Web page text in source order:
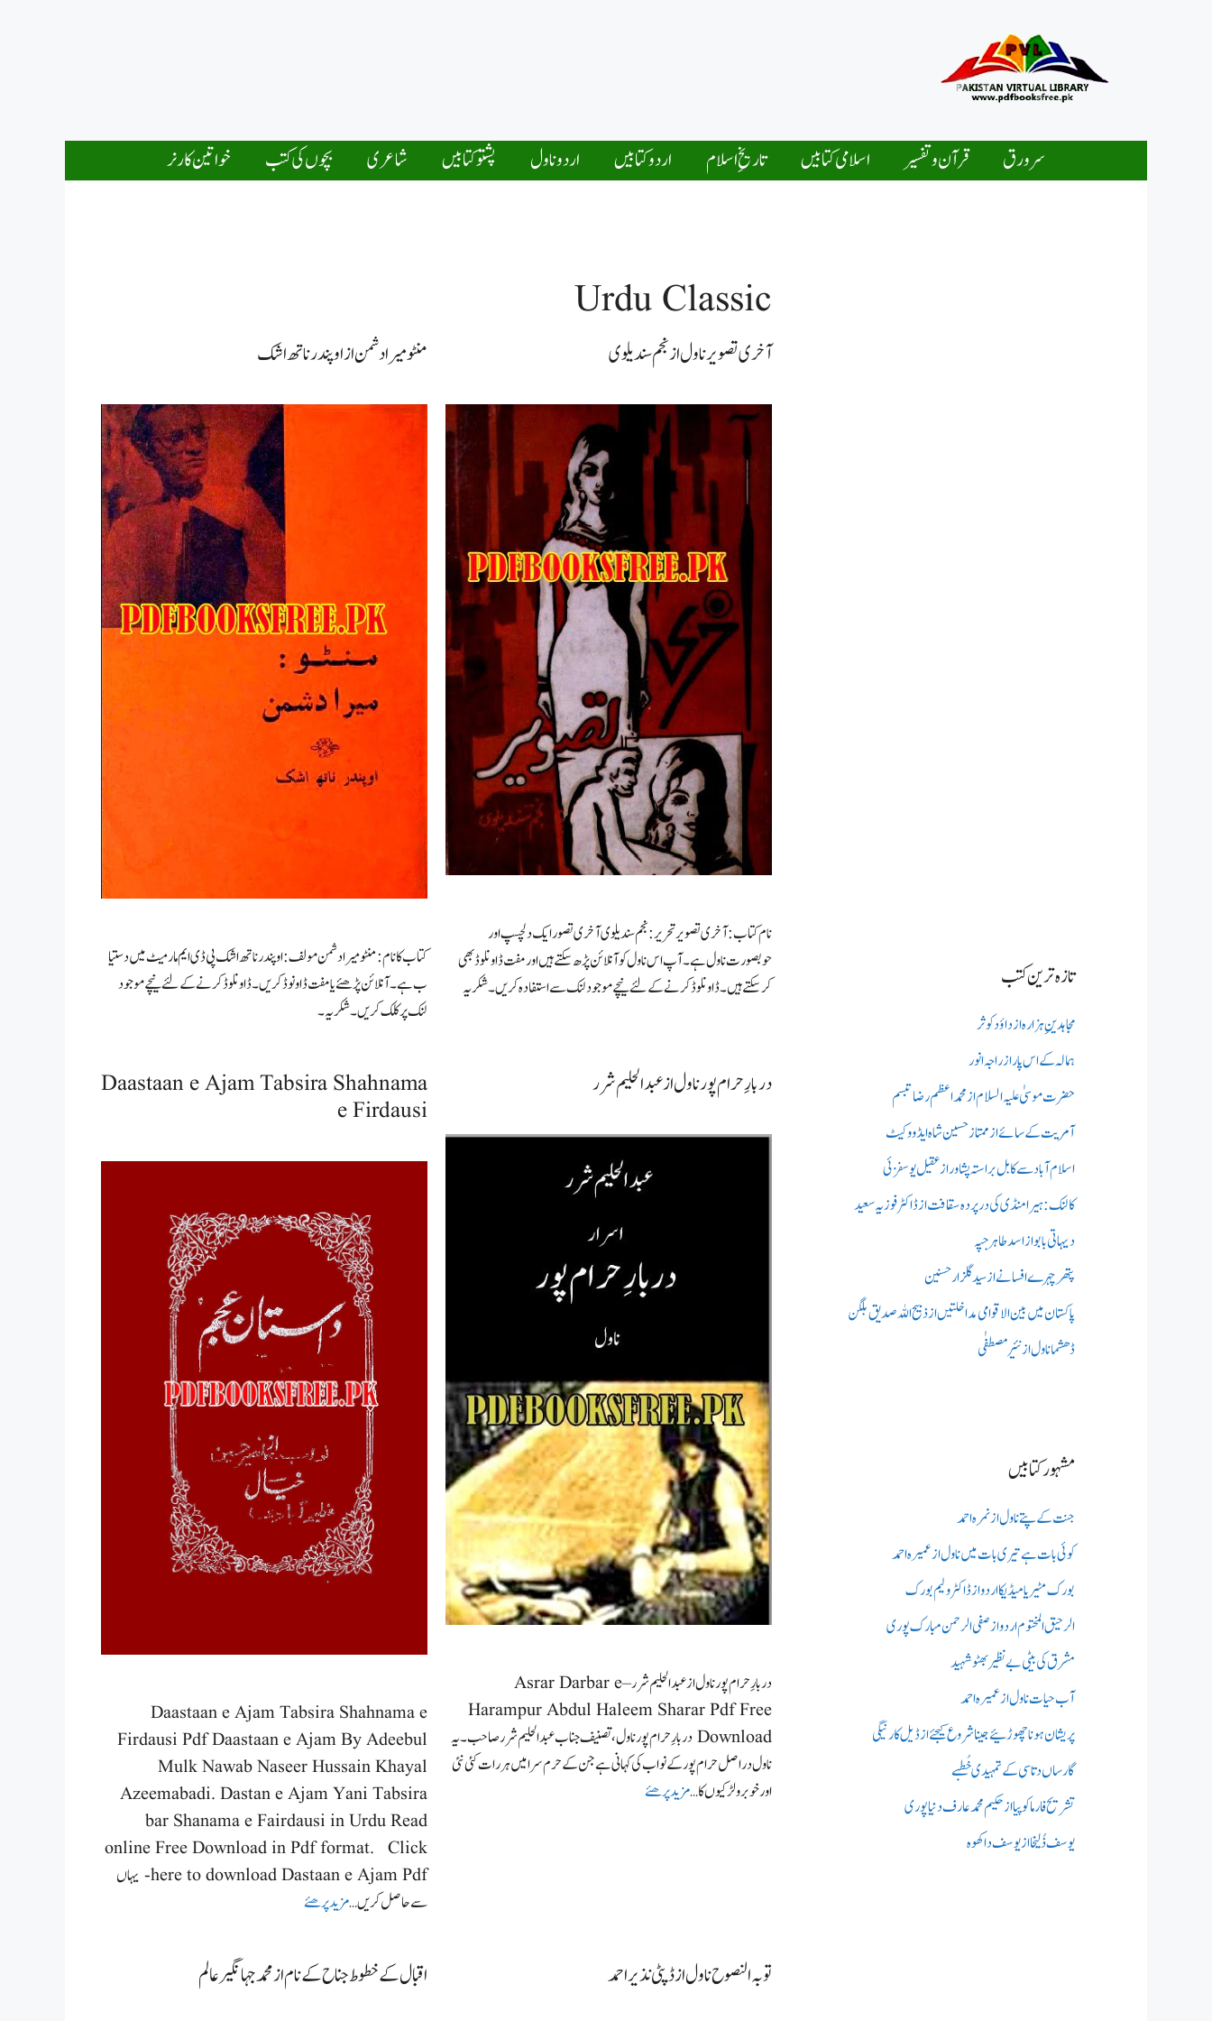
سرورق قرآن و تفسیر اسلامی کتابیں تاریخِ اسلام اردو کتابیں اردو ناول پشتو کتابیں شاعری بچوں کی کتب خواتین کارنر
Urdu Classic
آخری تصویر ناول از نجم سندیلوی
نام کتاب: آخری تصویر تحریر: نجم سندیلوی آخری تصور ایک دلچسپ اور
حوبصورت ناول ہے۔ آپ اس ناول کو آنلائن پڑھ سکتے ہیں اور مفت ڈاونلوڈ بھی
کرسکتے ہیں۔ ڈاونلوڈ کرنے کے لئے نیچے موجود لنک سے استفادہ کریں۔ شکریہ
منٹو میرا دشمن از اوپندرناتھ اشک
کتاب کا نام: منٹو میرا دشمن مولف: اوپندرناتھ اشک پی ڈی ایم مارمیٹ میں دستیا
ب ہے۔ آنلائن پڑھئے یا مفت ڈاونوڈ کریں۔ ڈاونلوڈ کرنے کے لئے نیچے موجود
لنک پر کلک کریں۔ شکریہ۔
دربارِ حرام پور ناول از عبدالحلیم شرر
دربارِ حرام پور ناول از عبدالحلیم شرر – Asrar Darbar e
Harampur Abdul Haleem Sharar Pdf Free
Download دربارِ حرام پور ناول ، تصنیف جناب عبدالحلیم شررصاحب۔ یہ
ناول دراصل حرام پور کے نواب کی کہانی ہے جن کے حرم سرا میں ہر رات کئی نئی
اور خوبرو لڑکیوں کا …مزید پرھئے
Daastaan e Ajam Tabsira Shahnama
e Firdausi
Daastaan e Ajam Tabsira Shahnama e
Firdausi Pdf Daastaan e Ajam By Adeebul
Mulk Nawab Naseer Hussain Khayal
Azeemabadi. Dastan e Ajam Yani Tabsira
bar Shanama e Fairdausi in Urdu Read
online Free Download in Pdf format. Click
here to download Dastaan e Ajam Pdf- یہاں
سے حاصل کریں …مزید پرھئے
توبہ النصوح ناول از ڈپٹی نذیر احمد اقبال کے خطوط جناح کے نام از محمد جہانگیر عالم
تازہ ترین کتب
مجاہدینِ ہزارہ از داؤد کوثر
ہمالہ کے اس پار از راجہ انور
حضرت موسیٰ علیہ السلام از محمد اعظم رضا تبسم
آمریت کے سائے از ممتاز حسین شاہ ایڈووکیٹ
اسلام آباد سے کابل براستہ پشاور از عقیل یوسفزئی
کالنک: ہیرا منڈی کی در پردہ سقافت از ڈاکٹر فوزیہ سعید
دیہاتی بابو از اسد طاہر جپہ
پتھر چہرے افسانے از سید گلزار حسنین
پاکستان میں بین الاقوامی مداخلتیں از ذبیح اللہ صدیق بلگن
ڈھشما ناول از نئیر مصطفٰی
مشہور کتابیں
جنت کے پتے ناول از نمرہ احمد
کوئی بات ہے تیری بات میں ناول از عمیرہ احمد
بورک مٹیریا میڈیکااردو از ڈاکٹر ولیم بورک
الرحیق المختوم اردو از صفی الرحمن مبارک پوری
مشرق کی بیٹی بے نظیر بھٹو شہید
آب حیات ناول از عمیرہ احمد
پریشان ہونا چھوڑئیے جینا شروع کیجئے از ڈیل کارنیگی
گارساں دتاسی کے تمہیدی خُطبے
تشریح فارما کوپیا از حکیم محمدعارف دنیاپوری
یوسف ذُلیخا از یوسف داکھوہ